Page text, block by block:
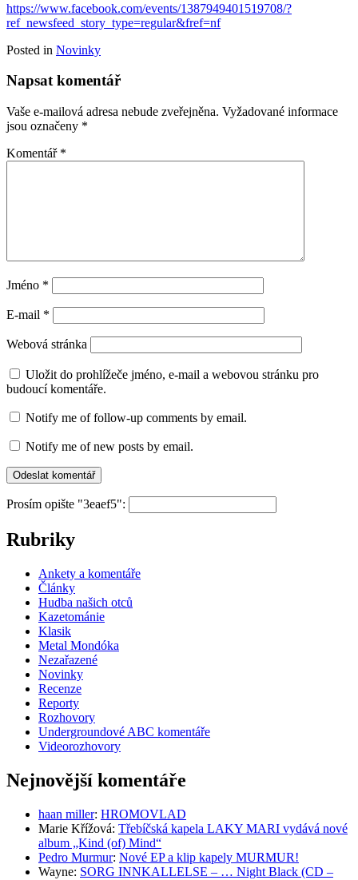
https://www.facebook.com/events/1387949401519708/?
ref_newsfeed_story_type=regular&fref=nf
Posted in Novinky
Napsat komentář
Vaše e-mailová adresa nebude zveřejněna. Vyžadované informace
jsou označeny *
Komentář *
Jméno *
E-mail *
Webová stránka
Uložit do prohlížeče jméno, e-mail a webovou stránku pro
budoucí komentáře.
Notify me of follow-up comments by email.
Notify me of new posts by email.
Prosím opište "3eaef5":
Rubriky
Ankety a komentáře
Články
Hudba našich otců
Kazetománie
Klasik
Metal Mondóka
Nezařazené
Novinky
Recenze
Reporty
Rozhovory
Undergroundové ABC komentáře
Videorozhovory
Nejnovější komentáře
haan miller: HROMOVLAD
Marie Křížová: Třebíčská kapela LAKY MARI vydává nové
album „Kind (of) Mind“
Pedro Murmur: Nové EP a klip kapely MURMUR!
Wayne: SORG INNKALLELSE – … Night Black (CD –